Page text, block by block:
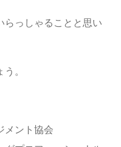
らっしゃることと思い
。
メント協会